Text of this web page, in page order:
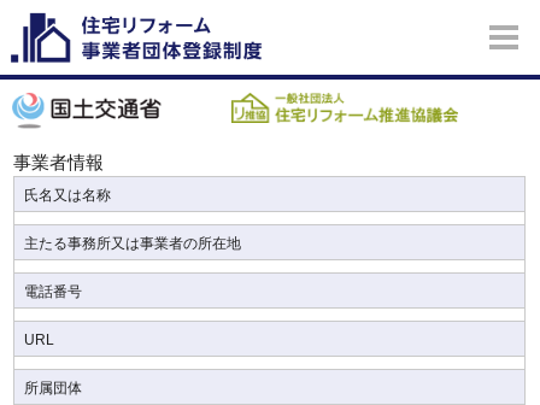
事業者情報
氏名又は名称
主たる事務所又は事業者の所在地
電話番号
URL
所属団体